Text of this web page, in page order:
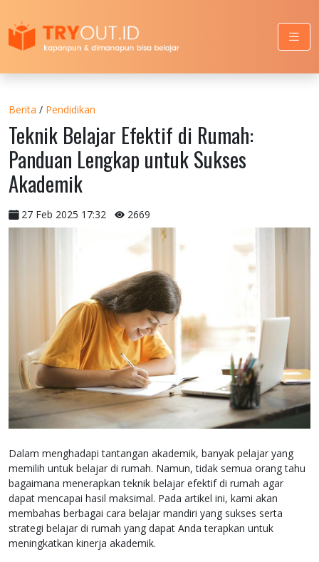
Berita / Pendidikan
Teknik Belajar Efektif di Rumah:
Panduan Lengkap untuk Sukses
Akademik
27 Feb 2025 17:32 2669
Dalam menghadapi tantangan akademik, banyak pelajar yang
memilih untuk belajar di rumah. Namun, tidak semua orang tahu
bagaimana menerapkan teknik belajar efektif di rumah agar
dapat mencapai hasil maksimal. Pada artikel ini, kami akan
membahas berbagai cara belajar mandiri yang sukses serta
strategi belajar di rumah yang dapat Anda terapkan untuk
meningkatkan kinerja akademik.